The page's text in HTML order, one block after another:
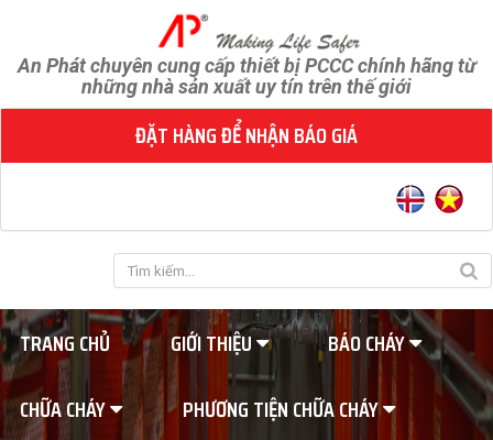
An Phát chuyên cung cấp thiết bị PCCC chính hãng từ
những nhà sản xuất uy tín trên thế giới
ĐẶT HÀNG ĐỂ NHẬN BÁO GIÁ
TRANG CHỦ GIỚI THIỆU
BÁO CHÁY
CHỮA CHÁY
PHƯƠNG TIỆN CHỮA CHÁY